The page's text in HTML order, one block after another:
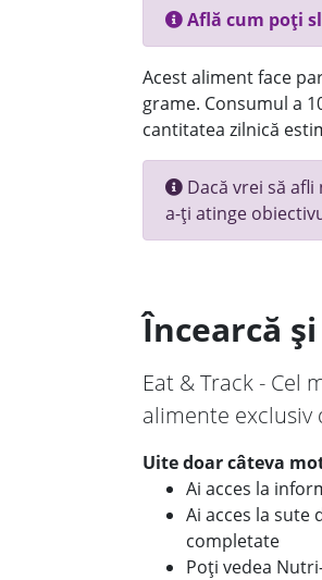
Află cum poți
Acest aliment face
grame. Consumul a
cantitatea zilnică
Dacă vrei să
a-ți atinge
Încearcă
Eat & Track - Cel
alimente exclusiv
Uite doar câteva
Ai acces la
Ai acces la
completate
Poți vedea